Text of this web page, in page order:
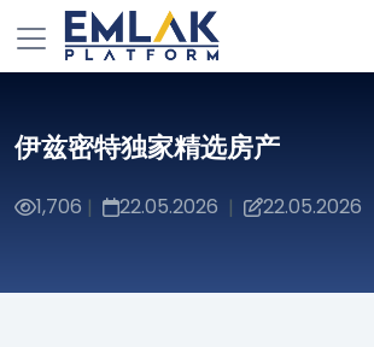
伊兹密特独家精选房产
1,706 | 22.05.2026 | 22.05.2026